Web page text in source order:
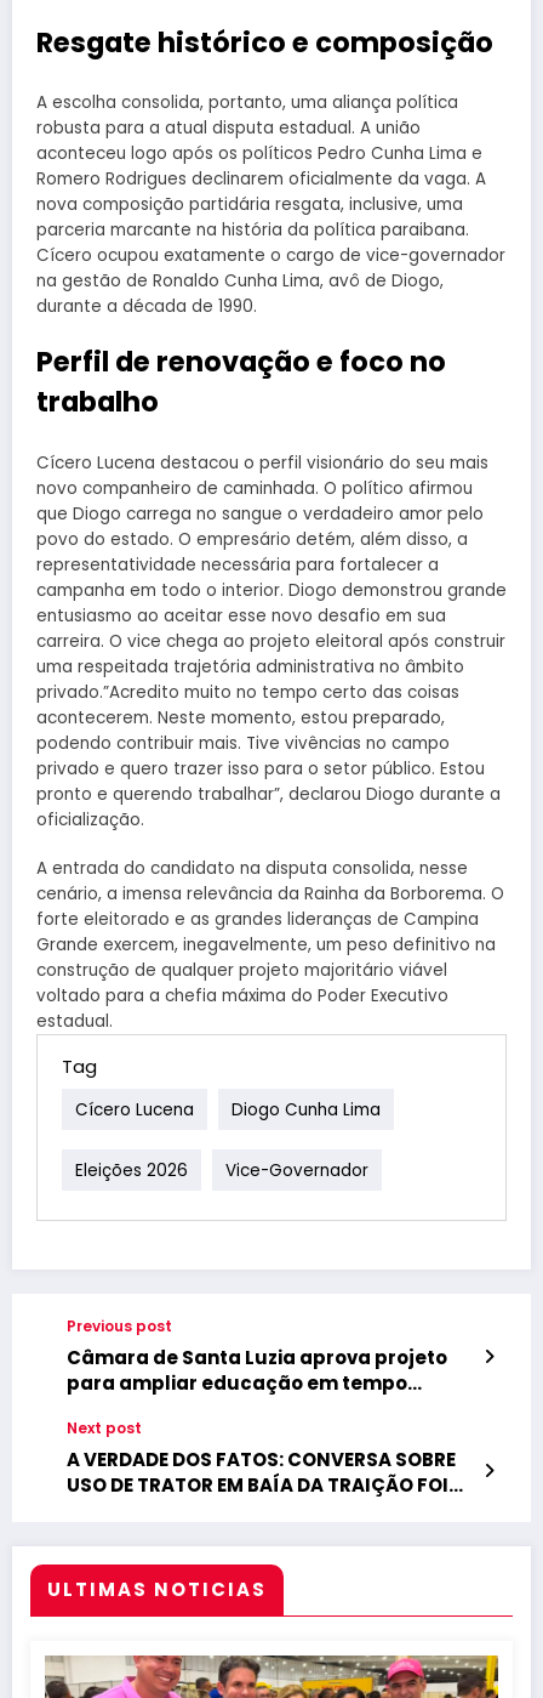
Resgate histórico e composição
A escolha consolida, portanto, uma aliança política
robusta para a atual disputa estadual. A união
aconteceu logo após os políticos Pedro Cunha Lima e
Romero Rodrigues declinarem oficialmente da vaga. A
nova composição partidária resgata, inclusive, uma
parceria marcante na história da política paraibana.
Cícero ocupou exatamente o cargo de vice-governador
na gestão de Ronaldo Cunha Lima, avô de Diogo,
durante a década de 1990.
Perfil de renovação e foco no
trabalho
Cícero Lucena destacou o perfil visionário do seu mais
novo companheiro de caminhada. O político afirmou
que Diogo carrega no sangue o verdadeiro amor pelo
povo do estado. O empresário detém, além disso, a
representatividade necessária para fortalecer a
campanha em todo o interior. Diogo demonstrou grande
entusiasmo ao aceitar esse novo desafio em sua
carreira. O vice chega ao projeto eleitoral após construir
uma respeitada trajetória administrativa no âmbito
privado.”Acredito muito no tempo certo das coisas
acontecerem. Neste momento, estou preparado,
podendo contribuir mais. Tive vivências no campo
privado e quero trazer isso para o setor público. Estou
pronto e querendo trabalhar”, declarou Diogo durante a
oficialização.
A entrada do candidato na disputa consolida, nesse
cenário, a imensa relevância da Rainha da Borborema. O
forte eleitorado e as grandes lideranças de Campina
Grande exercem, inegavelmente, um peso definitivo na
construção de qualquer projeto majoritário viável
voltado para a chefia máxima do Poder Executivo
estadual.
Tag
Cícero Lucena Diogo Cunha Lima
Eleições 2026 Vice-Governador
Previous post
Câmara de Santa Luzia aprova projeto
para ampliar educação em tempo
Next post
A VERDADE DOS FATOS: CONVERSA SOBRE
USO DE TRATOR EM BAÍA DA TRAIÇÃO FOI
ULTIMAS NOTICIAS